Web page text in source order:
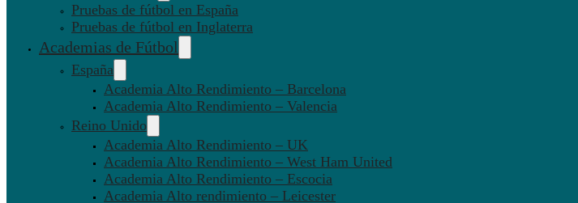
Pruebas de fútbol en España
Pruebas de fútbol en Inglaterra
Academias de Fútbol
España
Academia Alto Rendimiento – Barcelona
Academia Alto Rendimiento – Valencia
Reino Unido
Academia Alto Rendimiento – UK
Academia Alto Rendimiento – West Ham United
Academia Alto Rendimiento – Escocia
Academia Alto rendimiento – Leicester